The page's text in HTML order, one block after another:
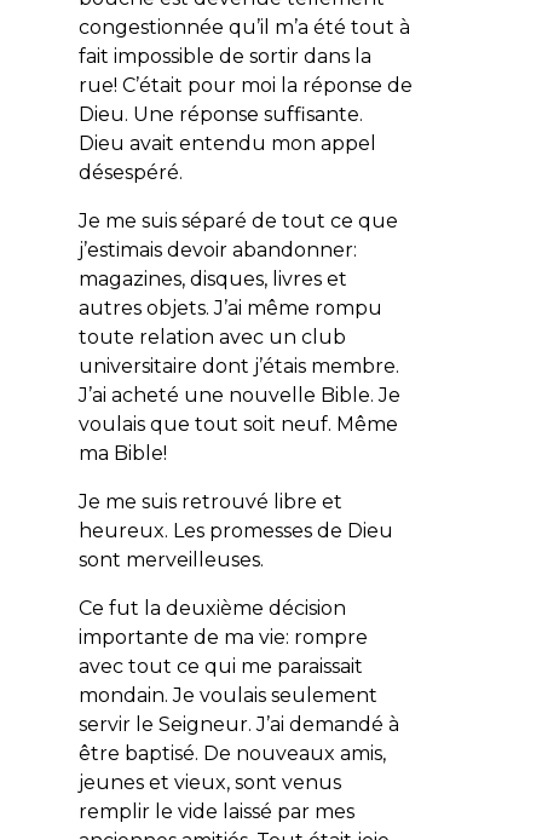
congestionnée qu’il m’a été tout à
fait impossible de sortir dans la
rue! C’était pour moi la réponse de
Dieu. Une réponse suffisante.
Dieu avait entendu mon appel
désespéré.
Je me suis séparé de tout ce que
j’estimais devoir abandonner:
magazines, disques, livres et
autres objets. J’ai même rompu
toute relation avec un club
universitaire dont j’étais membre.
J’ai acheté une nouvelle Bible. Je
voulais que tout soit neuf. Même
ma Bible!
Je me suis retrouvé libre et
heureux. Les promesses de Dieu
sont merveilleuses.
Ce fut la deuxième décision
importante de ma vie: rompre
avec tout ce qui me paraissait
mondain. Je voulais seulement
servir le Seigneur. J’ai demandé à
être baptisé. De nouveaux amis,
jeunes et vieux, sont venus
remplir le vide laissé par mes